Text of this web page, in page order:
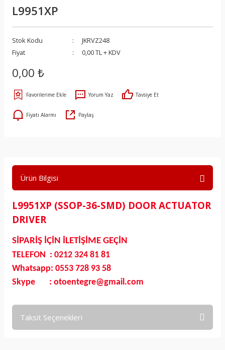
L9951XP
Stok Kodu
JKRVZ248
Fiyat
0,00 TL + KDV
0,00 ₺
Yorum Yaz Tavsiye Et
Fiyatı Alarmı Paylaş
Ürün Bilgisi
L9951XP (SSOP-36-SMD) DOOR ACTUATOR
DRIVER
SİPARİŞ İÇİN İLETİŞİME GEÇİN
TELEFON : 0212 324 81 81
Whatsapp: 0553 728 93 58
Skype : otoentegre@gmail.com
Taksit Seçenekleri